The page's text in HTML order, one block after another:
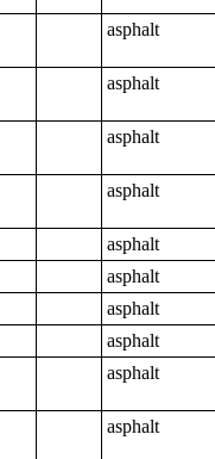
asphalt
asphalt
asphalt
asphalt
asphalt
asphalt
asphalt
asphalt
asphalt
asphalt